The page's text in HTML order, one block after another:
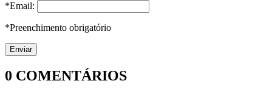
*Email:
*Preenchimento obrigatório
0 COMENTÁRIOS